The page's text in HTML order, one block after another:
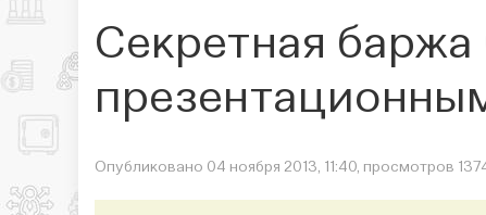
Секретная баржа
Опубликовано 04 ноября 2013, 11:40, просмотров